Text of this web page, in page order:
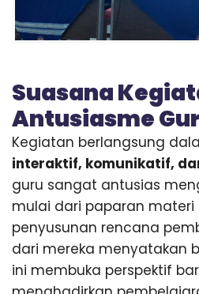
Suasana
Antusiasme
Kegiatan berlangsung
interaktif, komunikatif,
guru sangat antusias
mulai dari paparan materi
penyusunan rencana
dari mereka menyatakan
ini membuka perspektif